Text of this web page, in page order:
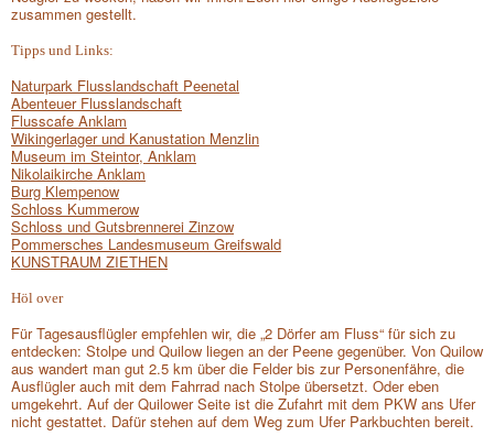
zusammen gestellt.
Tipps und Links:
Naturpark Flusslandschaft Peenetal
Abenteuer Flusslandschaft
Flusscafe Anklam
Wikingerlager und Kanustation Menzlin
Museum im Steintor, Anklam
Nikolaikirche Anklam
Burg Klempenow
Schloss Kummerow
Schloss und Gutsbrennerei Zinzow
Pommersches Landesmuseum Greifswald
KUNSTRAUM ZIETHEN
Höl over
Für Tagesausflügler empfehlen wir, die „2 Dörfer am Fluss“ für sich zu
entdecken: Stolpe und Quilow liegen an der Peene gegenüber. Von Quilow
aus wandert man gut 2.5 km über die Felder bis zur Personenfähre, die
Ausflügler auch mit dem Fahrrad nach Stolpe übersetzt. Oder eben
umgekehrt. Auf der Quilower Seite ist die Zufahrt mit dem PKW ans Ufer
nicht gestattet. Dafür stehen auf dem Weg zum Ufer Parkbuchten bereit.